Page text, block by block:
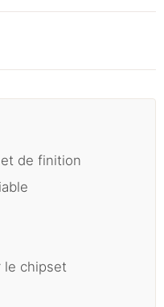
de finition
le chipset